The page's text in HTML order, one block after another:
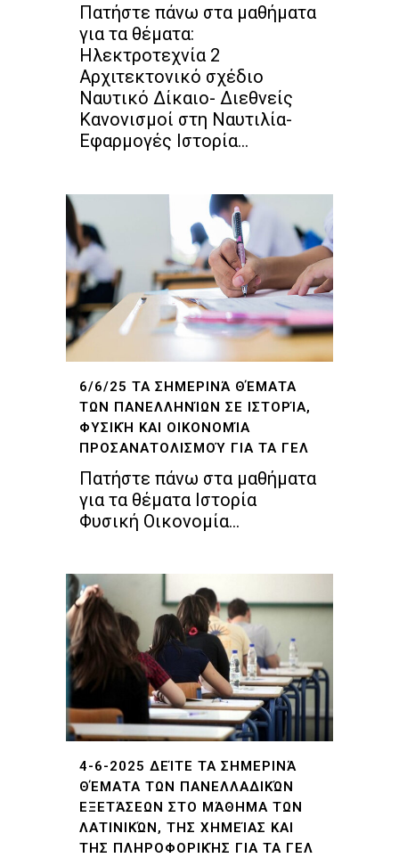
Πατήστε πάνω στα μαθήματα
για τα θέματα:
Ηλεκτροτεχνία 2
Αρχιτεκτονικό σχέδιο
Ναυτικό Δίκαιο- Διεθνείς
Κανονισμοί στη Ναυτιλία-
Εφαρμογές Ιστορία...
6/6/25 ΤΑ ΣΗΜΕΡΙΝΆ ΘΈΜΑΤΑ
ΤΩΝ ΠΑΝΕΛΛΗΝΊΩΝ ΣΕ ΙΣΤΟΡΊΑ,
ΦΥΣΙΚΉ ΚΑΙ ΟΙΚΟΝΟΜΊΑ
ΠΡΟΣΑΝΑΤΟΛΙΣΜΟΎ ΓΙΑ ΤΑ ΓΕΛ
Πατήστε πάνω στα μαθήματα
για τα θέματα Ιστορία
Φυσική Οικονομία...
4-6-2025 ΔΕΊΤΕ ΤΑ ΣΗΜΕΡΙΝΆ
ΘΈΜΑΤΑ ΤΩΝ ΠΑΝΕΛΛΑΔΙΚΏΝ
ΕΞΕΤΆΣΕΩΝ ΣΤΟ ΜΆΘΗΜΑ ΤΩΝ
ΛΑΤΙΝΙΚΏΝ, ΤΗΣ ΧΗΜΕΊΑΣ ΚΑΙ
ΤΗΣ ΠΛΗΡΟΦΟΡΙΚΉΣ ΓΙΑ ΤΑ ΓΕΛ